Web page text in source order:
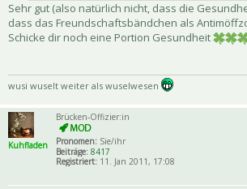
Sehr gut (also natürlich nicht, dass die
dass das Freundschaftsbändchen als
Schicke dir noch eine Portion Gesundheit
wusi wuselt weiter als wuselwesen
Kuhfladen
Brücken-Offizier:in
Pronomen: Sie/ihr
Beiträge: 8417
Registriert: 11. Jan 2011, 17:08